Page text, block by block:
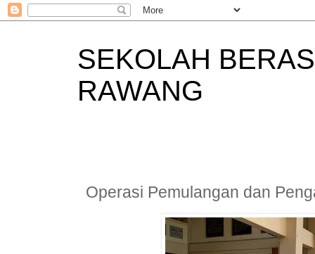
SEKOLAH
RAWANG
Operasi Pemulangan dan